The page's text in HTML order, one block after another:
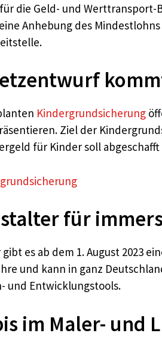
für die Geld- und Werttransport-
Anhebung des
Kindergrundsicherung
Ziel der
für Kinder soll
für
es ab dem 1. August 2023
und kann in ganz
und Entwicklungstools.
im Maler- und